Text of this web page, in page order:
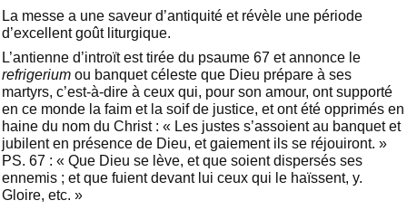
La messe a une saveur d’antiquité et révèle une période
d’excellent goût liturgique.
L’antienne d’introït est tirée du psaume 67 et annonce le
refrigerium ou banquet céleste que Dieu prépare à ses
martyrs, c’est-à-dire à ceux qui, pour son amour, ont supporté
en ce monde la faim et la soif de justice, et ont été opprimés en
haine du nom du Christ : « Les justes s’assoient au banquet et
jubilent en présence de Dieu, et gaiement ils se réjouiront. »
PS. 67 : « Que Dieu se lève, et que soient dispersés ses
ennemis ; et que fuient devant lui ceux qui le haïssent, y.
Gloire, etc. »